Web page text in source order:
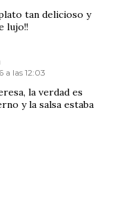
tan delicioso y
lujo!!
a las 12:03
la verdad es
y la salsa estaba